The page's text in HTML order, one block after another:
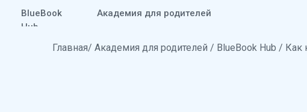
BlueBook
Hub
Академия для родителей
Главная/ Академия для родителей / BlueBook Hub / Как